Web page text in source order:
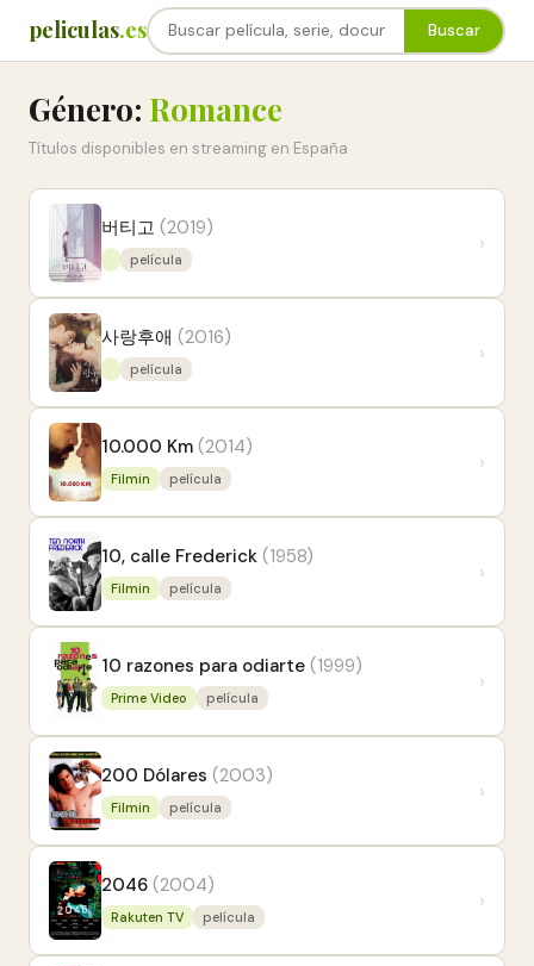
peliculas.es Buscar
Género: Romance
Títulos disponibles en streaming en España
버티고 (2019)
película
›
사랑후애 (2016)
película
›
10.000 Km (2014)
Filmin película
›
10, calle Frederick (1958)
Filmin película
›
10 razones para odiarte (1999)
Prime Video película
›
200 Dólares (2003)
Filmin película
›
2046 (2004)
Rakuten TV película
›